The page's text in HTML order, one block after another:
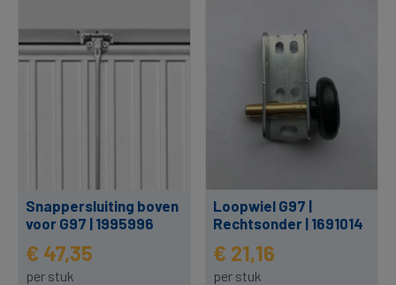
Snappersluiting boven
voor G97 | 1995996
€ 47,35
per stuk
Loopwiel G97 |
Rechtsonder | 1691014
€ 21,16
per stuk